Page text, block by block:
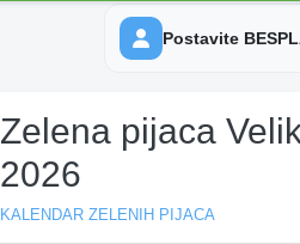
Postavite
Zelena pijaca
2026
KALENDAR ZELENIH PIJACA